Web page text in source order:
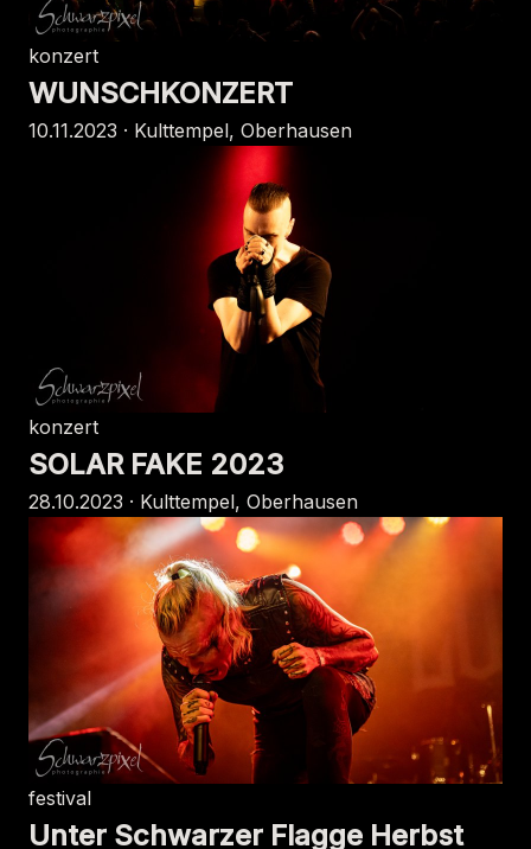
konzert
WUNSCHKONZERT
10.11.2023 · Kulttempel, Oberhausen
konzert
SOLAR FAKE 2023
28.10.2023 · Kulttempel, Oberhausen
festival
Unter Schwarzer Flagge Herbst